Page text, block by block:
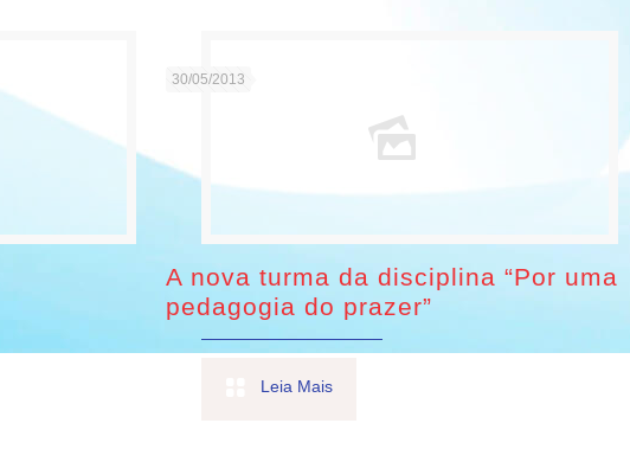
30/05/2013
A nova turma da disciplina “Por uma
pedagogia do prazer”
Leia Mais